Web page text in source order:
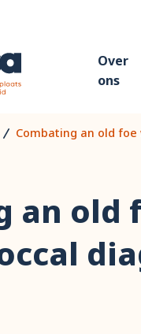
Over
ons
Combating an old
an old